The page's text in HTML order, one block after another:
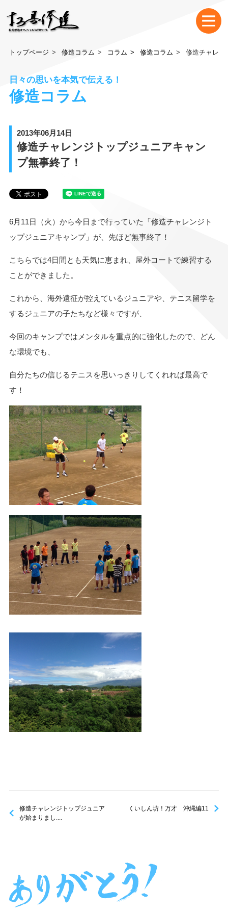
トップページ 修造コラム コラム 修造コラム 修造チャレン
日々の思いを本気で伝える！
修造コラム
2013年06月14日
修造チャレンジトップジュニアキャン
プ無事終了！
6月11日（火）から今日まで行っていた「修造チャレンジト
ップジュニアキャンプ」が、先ほど無事終了！
こちらでは4日間とも天気に恵まれ、屋外コートで練習する
ことができました。
これから、海外遠征が控えているジュニアや、テニス留学を
するジュニアの子たちなど様々ですが、
今回のキャンプではメンタルを重点的に強化したので、どん
な環境でも、
自分たちの信じるテニスを思いっきりしてくれれば最高で
す！
修造チャレンジトップジュニア
が始まりまし....
くいしん坊！万才 沖縄編11